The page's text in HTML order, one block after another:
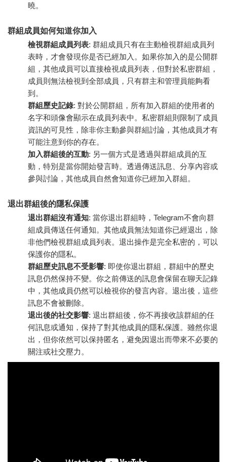
曉。
群組成員如何知道你加入
檢視群組成員列表: 群組成員只有在主動檢視群組成員列
表時，才會發現你是否已經加入。如果你加入的是公開群
組，其他成員可以直接檢視成員列表，但對於私密群組，
成員則無法檢視到全部成員，只有群主和管理員能夠看
到。
群組歷史記錄: 對於公開群組，所有加入群組的使用者的
名字和頭像會顯示在成員列表中。私密群組則限制了成員
資訊的可見性，除非你主動參與群組討論，其他成員才有
可能注意到你的存在。
加入群組後的互動: 另一個方式是透過與群組成員的互
動，特別是當你開始發言時。透過傳送訊息、分享內容或
參與討論，其他成員自然會知道你已經加入群組。
退出群組後的隱私保護
退出群組沒有通知: 當你退出群組時，Telegram不會向群
組成員傳送任何通知。其他成員無法知道你已經退出，除
非他們檢視群組成員列表。退出操作是完全私密的，可以
保護你的隱私。
群組歷史訊息不受影響: 即使你退出群組，群組中的歷史
訊息仍然保持不變。你之前傳送的訊息會保留在聊天記錄
中，其他成員仍然可以檢視你的發言內容。退出後，這些
訊息不會被刪除。
退出後的社交影響: 退出群組後，你不再接收該群組的任
何訊息或通知，保持了對其他成員的隱私保護。雖然你退
出，但你依然可以保持匿名，避免因退出而帶來不必要的
關注或社交壓力。